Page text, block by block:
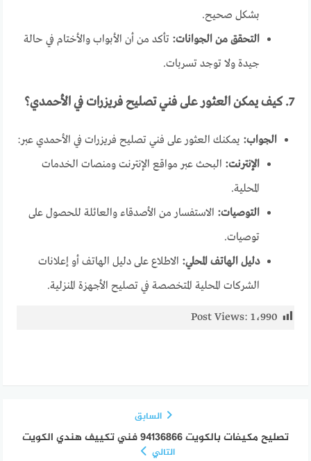
بشكل صحيح.
التحقق من الجوانات: تأكد من أن الأبواب والأختام في حالة
جيدة ولا توجد تسربات.
7. كيف يمكن العثور على فني تصليح فريزرات في الأحمدي؟
الجواب: يمكنك العثور على فني تصليح فريزرات في الأحمدي عبر:
الإنترنت: البحث عبر مواقع الإنترنت ومنصات الخدمات
المحلية.
التوصيات: الاستفسار من الأصدقاء والعائلة للحصول على
توصيات.
دليل الهاتف المحلي: الاطلاع على دليل الهاتف أو إعلانات
الشركات المحلية المتخصصة في تصليح الأجهزة المنزلية.
Post Views: 1٬990
السابق
تصليح مكيفات بالكويت 94136866 فني تكييف هندي الكويت
التالي